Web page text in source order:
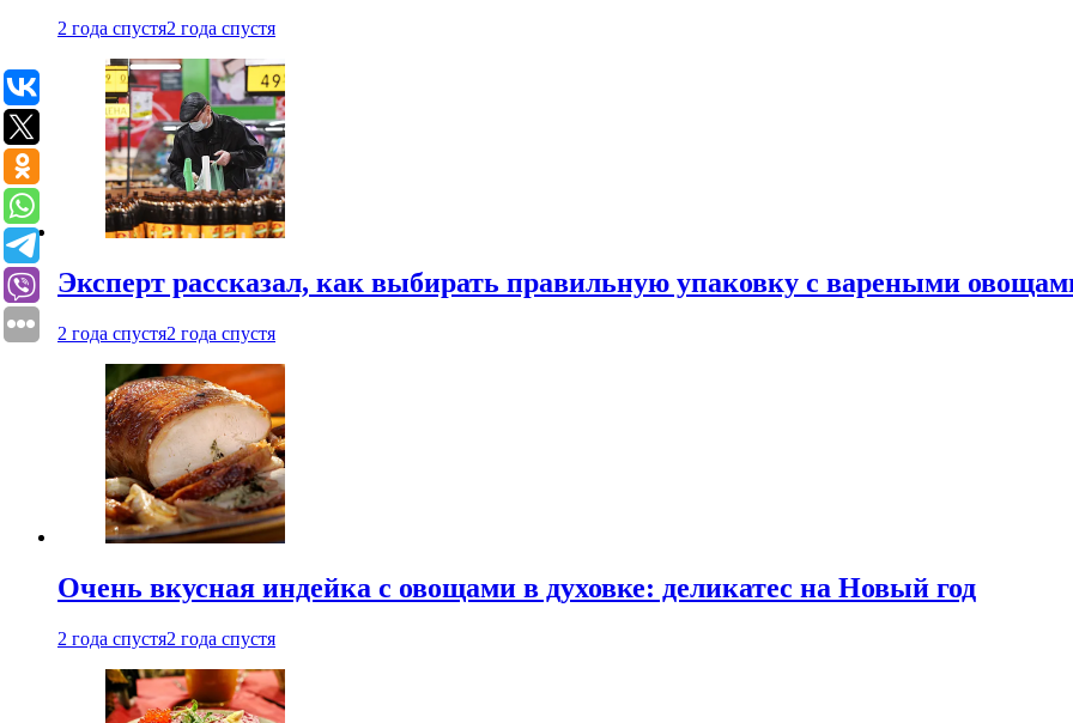
2 года спустя2 года спустя
Эксперт рассказал, как выбирать правильную упаковку с вареными
2 года спустя2 года спустя
Очень вкусная индейка с овощами в духовке: деликатес на Новый год
2 года спустя2 года спустя